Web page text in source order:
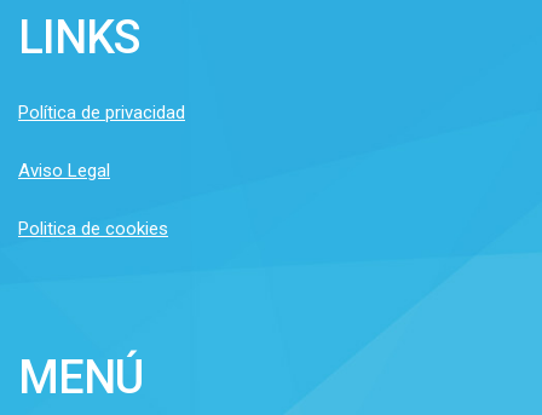
LINKS
Política de privacidad
Aviso Legal
Politica de cookies
MENÚ